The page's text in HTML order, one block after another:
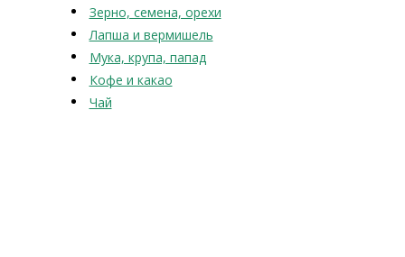
Зерно, семена, орехи
Лапша и вермишель
Мука, крупа, папад
Кофе и какао
Чай